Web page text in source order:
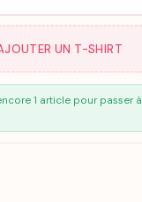
UN T-SHIRT
1 article pour passer à